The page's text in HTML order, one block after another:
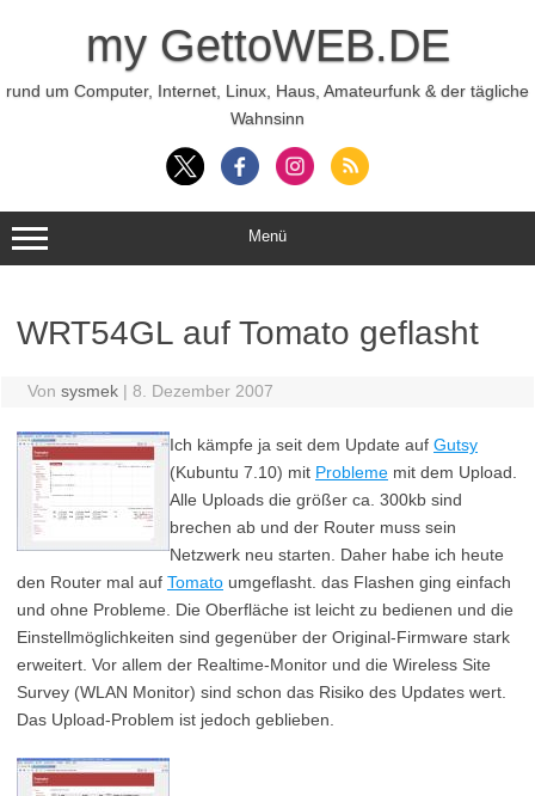
my GettoWEB.DE
rund um Computer, Internet, Linux, Haus, Amateurfunk & der tägliche
Wahnsinn
Menü
WRT54GL auf Tomato geflasht
Von sysmek | 8. Dezember 2007
Ich kämpfe ja seit dem Update auf Gutsy
(Kubuntu 7.10) mit Probleme mit dem Upload.
Alle Uploads die größer ca. 300kb sind
brechen ab und der Router muss sein
Netzwerk neu starten. Daher habe ich heute
den Router mal auf Tomato umgeflasht. das Flashen ging einfach
und ohne Probleme. Die Oberfläche ist leicht zu bedienen und die
Einstellmöglichkeiten sind gegenüber der Original-Firmware stark
erweitert. Vor allem der Realtime-Monitor und die Wireless Site
Survey (WLAN Monitor) sind schon das Risiko des Updates wert.
Das Upload-Problem ist jedoch geblieben.